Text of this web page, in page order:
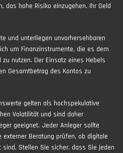
das hohe Risiko einzugehen, Ihr Geld
und unterliegen unvorhersehbaren
um Finanzinstrumente, die es dem
nutzen. Der Einsatz eines Hebels
Gesamtbetrag des Kontos zu
gelten als hochspekulative
Volatilität und sind daher
geeignet. Jeder Anleger sollte
Beratung prüfen, ob digitale
Stellen Sie sicher, dass Sie jeden